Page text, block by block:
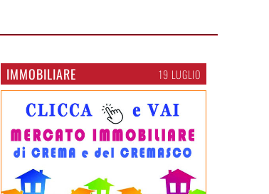
IMMOBILIARE 19 LUGLIO